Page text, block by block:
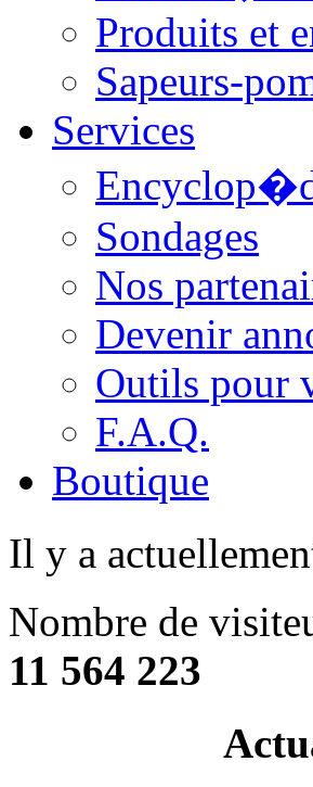
Produits et
Sapeurs-
Services
Sondages
Nos
Devenir
Outils pour
F.A.Q.
Boutique
Il y a
Nombre de
11 564 223